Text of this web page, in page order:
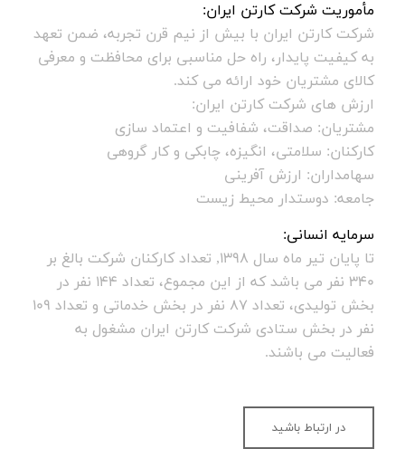
مأموریت شرکت کارتن ایران:
شرکت کارتن ایران با بیش از نیم قرن تجربه، ضمن تعهد
به کیفیت پایدار، راه حل مناسبی برای محافظت و معرفی
کالای مشتریان خود ارائه می کند.
ارزش های شرکت کارتن ایران:
مشتریان: صداقت، شفافیت و اعتماد سازی
کارکنان: سلامتی، انگیزه، چابکی و کار گروهی
سهامداران: ارزش آفرینی
جامعه: دوستدار محیط زیست
سرمایه انسانی:
تا پایان تیر ماه سال 1398, تعداد کارکنان شرکت بالغ بر
340 نفر می باشد که از این مجموع، تعداد 144 نفر در
بخش تولیدی، تعداد 87 نفر در بخش خدماتی و تعداد 109
نفر در بخش ستادی شرکت کارتن ایران مشغول به
فعالیت می باشند.
در ارتباط باشید